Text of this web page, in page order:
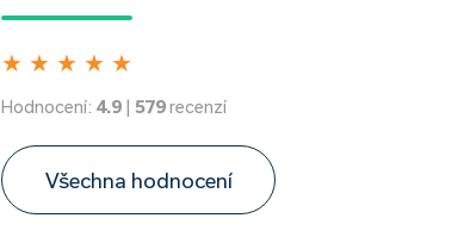
★ ★ ★ ★ ★
Hodnocení: 4.9 | 579recenzí
Všechna hodnocení